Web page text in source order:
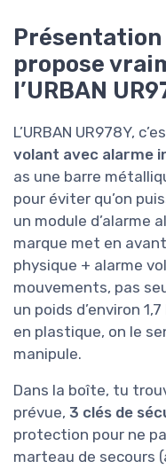
Présentation
propose
l’URBAN
L’URBAN UR978Y,
volant avec alarme
as une barre
pour éviter qu’on
un module d’alarme
marque met en
physique + alarme
mouvements, pas
un poids d’environ
en plastique, on le
manipule.
Dans la boîte, tu
prévue, 3 clés de
protection pour ne
marteau de secours